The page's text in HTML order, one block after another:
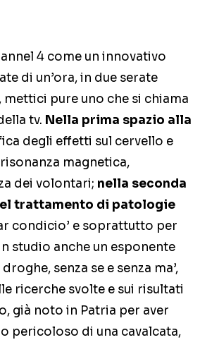
4 come un innovativo
di un’ora, in due serate
mettici pure uno che si chiama
tv. Nella prima spazio alla
degli effetti sul cervello e
magnetica,
dei volontari; nella seconda
trattamento di patologie
condicio’ e soprattutto per
studio anche un esponente
senza se e senza ma’,
ricerche svolte e sui risultati
già noto in Patria per aver
pericoloso di una cavalcata,